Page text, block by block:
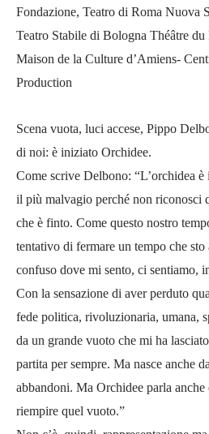
Fondazione, Teatro di Roma Nuova
Teatro Stabile di Bologna Théâtre
Maison de la Culture d’Amiens-
Production
Scena vuota, luci accese, Pippo
di noi: è iniziato Orchidee.
Come scrive Delbono: “L’orchidea
il più malvagio perché non riconosci
che è finto. Come questo nostro
tentativo di fermare un tempo che
confuso dove mi sento, ci
Con la sensazione di aver perduto
fede politica, rivoluzionaria, umana,
da un grande vuoto che mi ha
partita per sempre. Ma nasce anche
abbandoni. Ma Orchidee parla
riempire quel vuoto.”